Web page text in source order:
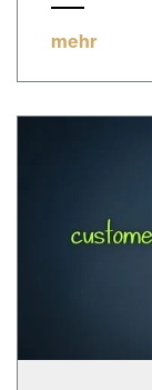
mehr